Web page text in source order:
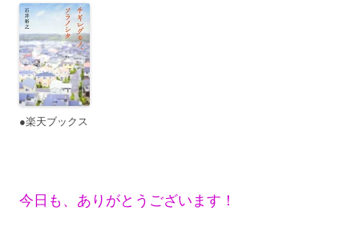
●楽天ブックス
今日も、ありがとうございます！